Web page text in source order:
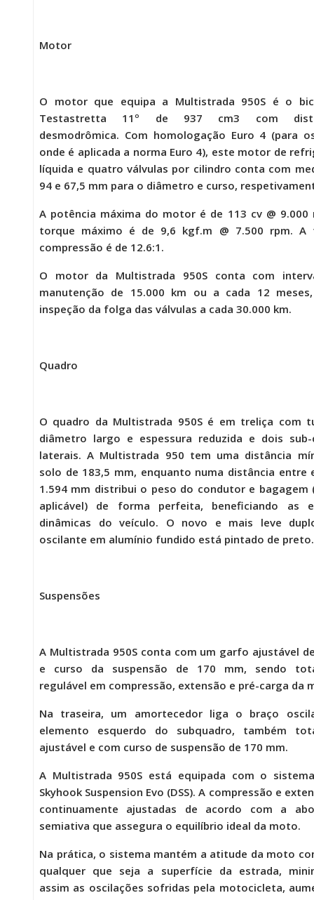
Motor
O motor que equipa a Multistrada 950S é o
Testastretta 11º de 937 cm3 com
desmodrômica. Com homologação Euro 4 (para
onde é aplicada a norma Euro 4), este motor de
líquida e quatro válvulas por cilindro conta com
94 e 67,5 mm para o diâmetro e curso,
A potência máxima do motor é de 113 cv @ 9.000
torque máximo é de 9,6 kgf.m @ 7.500 rpm. A
compressão é de 12.6:1.
O motor da Multistrada 950Sconta com
manutenção de 15.000 km ou a cada 12
inspeção da folga das válvulas a cada 30.000 km.
Quadro
O quadro da Multistrada 950Sé em treliça com
diâmetro largo e espessura reduzida e dois sub-
laterais. A Multistrada 950 tem uma distância
solo de 183,5 mm, enquanto numa distância entre
1.594 mm distribui o peso do condutor e bagagem
aplicável) de forma perfeita, beneficiando as
dinâmicas do veículo. O novo e mais leve
oscilante em alumínio fundido está pintado de preto.
Suspensões
A Multistrada 950Sconta com um garfo ajustável
e curso da suspensão de 170 mm, sendo
regulável em compressão, extensão e pré-carga da
Na traseira, um amortecedor liga o braço
elemento esquerdo do subquadro, também
ajustável e com curso de suspensão de 170 mm.
A Multistrada 950S está equipada com o
Skyhook Suspension Evo (DSS). A compressão e
continuamente ajustadas de acordo com a
semiativa que assegura o equilíbrio ideal da moto.
Na prática, o sistema mantém a atitude da moto
qualquer que seja a superfície da estrada,
assim as oscilações sofridas pela motocicleta,